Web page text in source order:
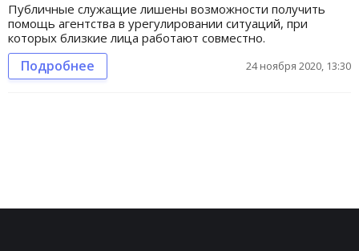
Публичные служащие лишены возможности получить
помощь агентства в урегулировании ситуаций, при
которых близкие лица работают совместно.
Подробнее 24 ноября 2020, 13:30